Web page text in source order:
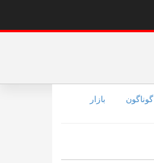
گوناگون بازار